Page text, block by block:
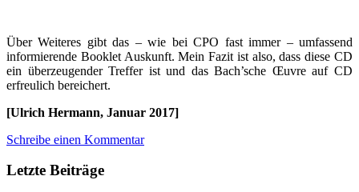
Über Weiteres gibt das – wie bei CPO fast immer – umfassend
informierende Booklet Auskunft. Mein Fazit ist also, dass diese CD
ein überzeugender Treffer ist und das Bach’sche Œuvre auf CD
erfreulich bereichert.
[Ulrich Hermann, Januar 2017]
Schreibe einen Kommentar
Letzte Beiträge